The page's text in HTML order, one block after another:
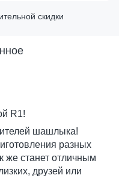
скидки
R1!
шашлыка!
разных
же станет отличным
друзей или